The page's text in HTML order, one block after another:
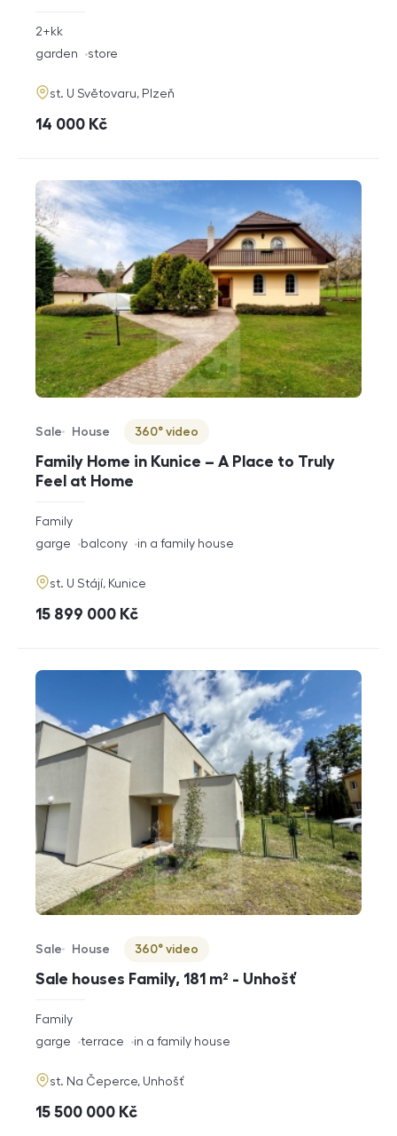
rozměry
2+kk
funkce
garden store
adresa
st. U Světovaru, Plzeň
cena
14 000 Kč
Family Home in Kunice – A Place to Truly
Feel at Home
Offer type
Sale
Property type
House
Virtuální prohlídka
360° video
rozměry
disposition
Family
funkce
garge balcony in a family house
adresa
st. U Stájí, Kunice
cena
15 899 000 Kč
Sale houses Family, 181 m² - Unhošť
Offer type
Sale
Property type
House
Virtuální prohlídka
360° video
rozměry
disposition
Family
funkce
garge terrace in a family house
adresa
st. Na Čeperce, Unhošť
cena
15 500 000 Kč